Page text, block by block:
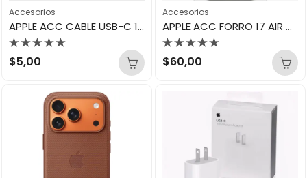
Accesorios
APPLE ACC CABLE USB-C 1M
Valorado
con
$5,00
Accesorios
APPLE ACC FORRO 17 AIR ORIGINAL BUMPER TAN
Valorado
con
$60,00